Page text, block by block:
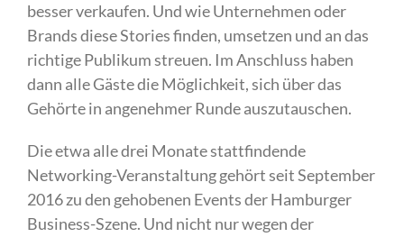
besser verkaufen. Und wie Unternehmen oder
Brands diese Stories finden, umsetzen und an das
richtige Publikum streuen. Im Anschluss haben
dann alle Gäste die Möglichkeit, sich über das
Gehörte in angenehmer Runde auszutauschen.
Die etwa alle drei Monate stattfindende
Networking-Veranstaltung gehört seit September
2016 zu den gehobenen Events der Hamburger
Business-Szene. Und nicht nur wegen der